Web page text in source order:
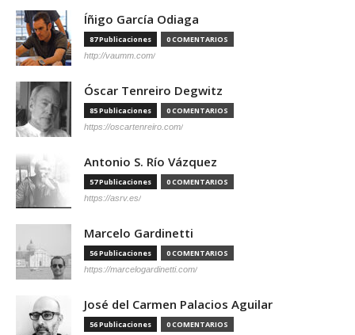
Íñigo García Odiaga
87 Publicaciones 0 COMENTARIOS
http://vaumm.com/
Óscar Tenreiro Degwitz
85 Publicaciones 0 COMENTARIOS
https://oscartenreiro.com/
Antonio S. Río Vázquez
57 Publicaciones 0 COMENTARIOS
https://asrv.es/
Marcelo Gardinetti
56 Publicaciones 0 COMENTARIOS
https://marcelogardinetti.com/
José del Carmen Palacios Aguilar
56 Publicaciones 0 COMENTARIOS